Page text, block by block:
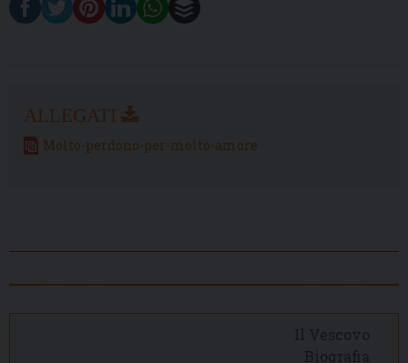
Molto-perdono-per-molto-amore